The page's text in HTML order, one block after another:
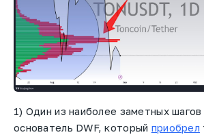
1) Один из наиболее заметных шагов
основатель DWF, который приобрел